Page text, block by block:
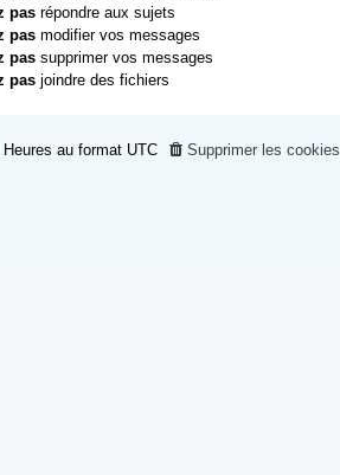
pas répondre aux sujets
pas modifier vos messages
pas supprimer vos messages
pas joindre des fichiers
Heures au format UTC Supprimer les cookies